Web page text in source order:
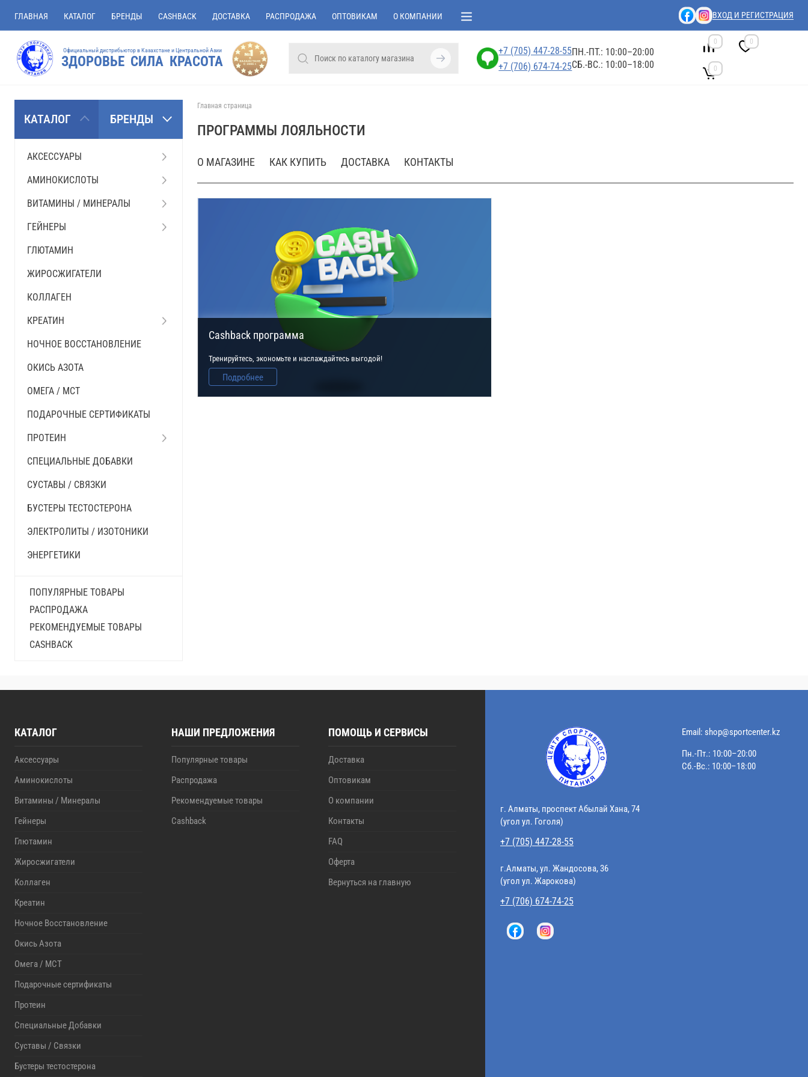
ГЛАВНАЯ КАТАЛОГ БРЕНДЫ CASHBACK ДОСТАВКА РАСПРОДАЖА ОПТОВИКАМ О КОМПАНИИ ВХОД И РЕГИСТРАЦИЯ
Официальный дистрибьютор в Казахстане и Центральной Азии
ЗДОРОВЬЕ СИЛА КРАСОТА
+7 (705) 447-28-55
+7 (706) 674-74-25
ПН.-ПТ.: 10:00–20:00
СБ.-ВС.: 10:00–18:00
0 0
0
КАТАЛОГ БРЕНДЫ
АКСЕССУАРЫ
АМИНОКИСЛОТЫ
ВИТАМИНЫ / МИНЕРАЛЫ
ГЕЙНЕРЫ
ГЛЮТАМИН
ЖИРОСЖИГАТЕЛИ
КОЛЛАГЕН
КРЕАТИН
НОЧНОЕ ВОССТАНОВЛЕНИЕ
ОКИСЬ АЗОТА
ОМЕГА / MCT
ПОДАРОЧНЫЕ СЕРТИФИКАТЫ
ПРОТЕИН
СПЕЦИАЛЬНЫЕ ДОБАВКИ
СУСТАВЫ / СВЯЗКИ
БУСТЕРЫ ТЕСТОСТЕРОНА
ЭЛЕКТРОЛИТЫ / ИЗОТОНИКИ
ЭНЕРГЕТИКИ
ПОПУЛЯРНЫЕ ТОВАРЫ
РАСПРОДАЖА
РЕКОМЕНДУЕМЫЕ ТОВАРЫ
CASHBACK
Главная страница
ПРОГРАММЫ ЛОЯЛЬНОСТИ
О МАГАЗИНЕ КАК КУПИТЬ ДОСТАВКА КОНТАКТЫ
Cashback программа
Тренируйтесь, экономьте и наслаждайтесь выгодой!
Подробнее
КАТАЛОГ
Аксессуары
Аминокислоты
Витамины / Минералы
Гейнеры
Глютамин
Жиросжигатели
Коллаген
Креатин
Ночное Восстановление
Окись Азота
Омега / MCT
Подарочные сертификаты
Протеин
Специальные Добавки
Суставы / Связки
Бустеры тестостерона
НАШИ ПРЕДЛОЖЕНИЯ
Популярные товары
Распродажа
Рекомендуемые товары
Cashback
ПОМОЩЬ И СЕРВИСЫ
Доставка
Оптовикам
О компании
Контакты
FAQ
Оферта
Вернуться на главную
г. Алматы, проспект Абылай Хана, 74
(угол ул. Гоголя)
+7 (705) 447-28-55
г.Алматы, ул. Жандосова, 36
(угол ул. Жарокова)
+7 (706) 674-74-25
Email: shop@sportcenter.kz
Пн.-Пт.: 10:00–20:00
Сб.-Вс.: 10:00–18:00